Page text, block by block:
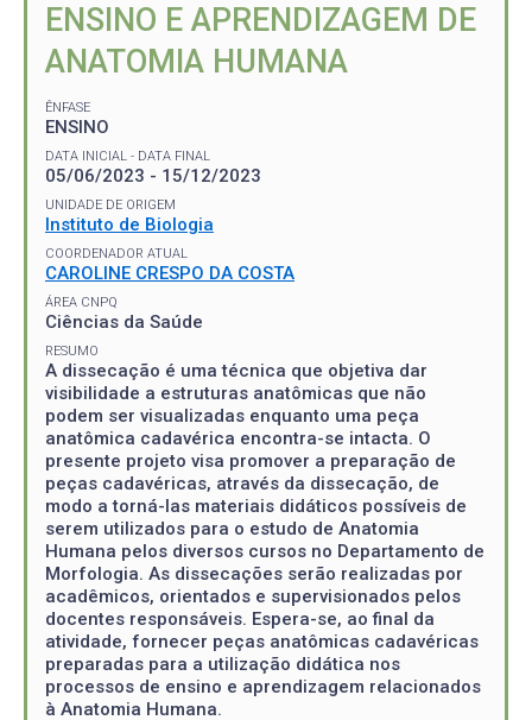
ENSINO E APRENDIZAGEM DE
ANATOMIA HUMANA
ÊNFASE
ENSINO
DATA INICIAL - DATA FINAL
05/06/2023 - 15/12/2023
UNIDADE DE ORIGEM
Instituto de Biologia
COORDENADOR ATUAL
CAROLINE CRESPO DA COSTA
ÁREA CNPQ
Ciências da Saúde
RESUMO
A dissecação é uma técnica que objetiva dar
visibilidade a estruturas anatômicas que não
podem ser visualizadas enquanto uma peça
anatômica cadavérica encontra-se intacta. O
presente projeto visa promover a preparação de
peças cadavéricas, através da dissecação, de
modo a torná-las materiais didáticos possíveis de
serem utilizados para o estudo de Anatomia
Humana pelos diversos cursos no Departamento de
Morfologia. As dissecações serão realizadas por
acadêmicos, orientados e supervisionados pelos
docentes responsáveis. Espera-se, ao final da
atividade, fornecer peças anatômicas cadavéricas
preparadas para a utilização didática nos
processos de ensino e aprendizagem relacionados
à Anatomia Humana.